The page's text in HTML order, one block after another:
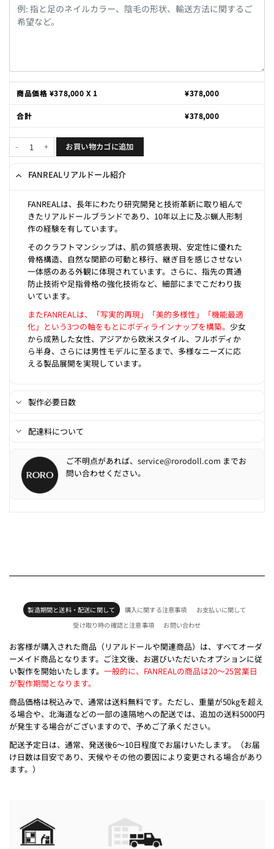
商品価格 ¥378,000 X 1 ¥378,000
合計 ¥378,000
Vanessa 170cm D-cup個お買い物カゴに追加
FANREALリアルドール紹介
FANREALは、長年にわたり研究開発と技術革新に取り組んで
きたリアルドールブランドであり、10年以上に及ぶ蝋人形制
作の経験を有しています。
そのクラフトマンシップは、肌の質感表現、安定性に優れた
骨格構造、自然な関節の可動と移行、継ぎ目を感じさせない
一体感のある外観に体現されています。さらに、指先の貫通
防止技術や足指骨格の強化技術など、細部にまでこだわり抜
いています。
またFANREALは、「写実的再現」「美的多様性」「機能最適
化」という3つの軸をもとにボディラインナップを構築。少女
から成熟した女性、アジアから欧米スタイル、フルボディか
ら半身、さらには男性モデルに至るまで、多様なニーズに応
える製品展開を実現しています。
製作必要日数
配達料について
ご不明点があれば、 service@rorodoll.com までお
問い合わせください。
製造期間と送料・配送に関して 購入に関する注意事項
お支払いに関して
受け取り時の確認と注意事項
お問い合わせ
お客様が購入された商品（リアルドールや関連商品）は、すべてオーダ
ーメイド商品となります。ご注文後、お選びいただいたオプションに従
い製作を開始いたします。 一般的に、FANREALの商品は20～25営業日
が製作期間となります。
商品価格は税込みで、通常は送料無料です。ただし、重量が50kgを超え
る場合や、北海道などの一部の遠隔地への配送では、追加の送料5000円
が発生する場合がございますので、予めご了承ください。
配送予定日は、通常、発送後6～10日程度でお届けいたします。（お届
け日数は目安であり、天候やその他の要因により変更される場合があり
ます。）